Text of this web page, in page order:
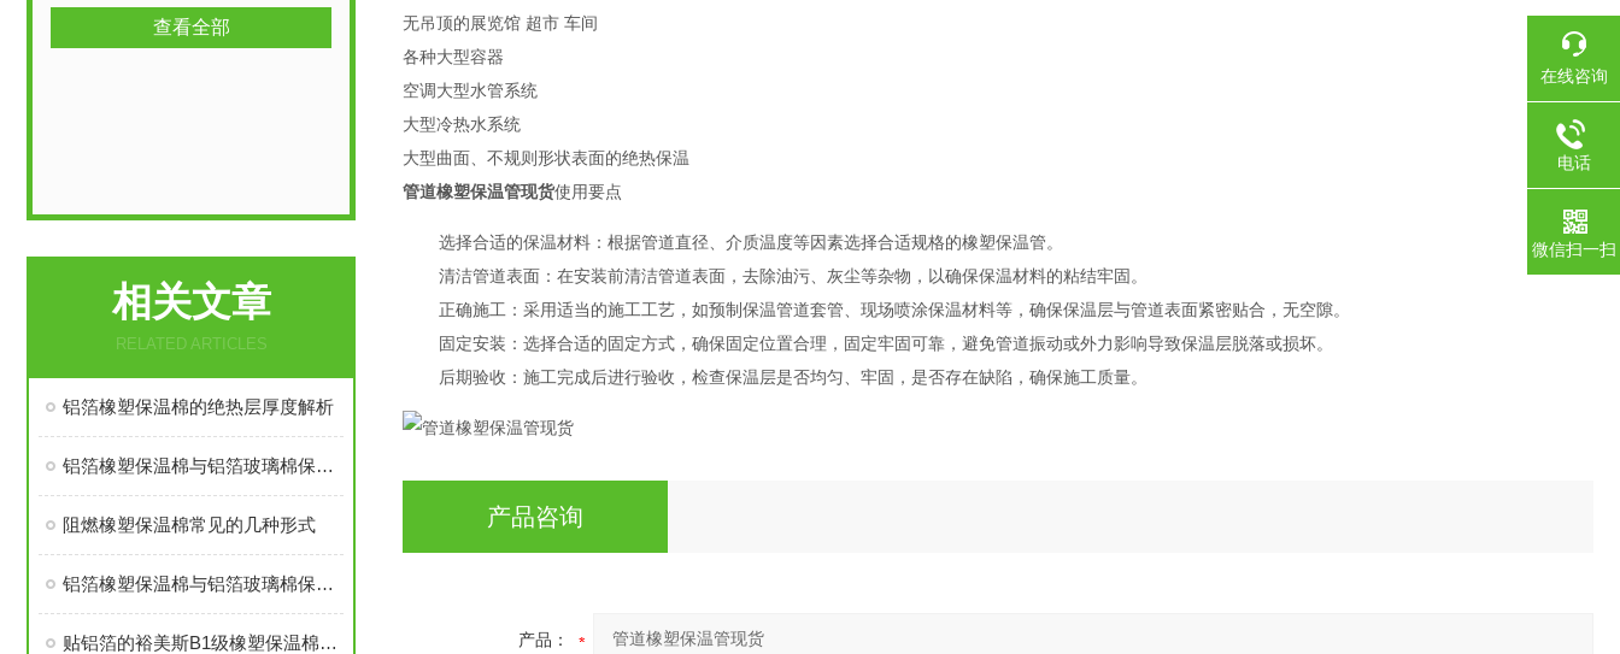
查看全部
相关文章
RELATED ARTICLES
铝箔橡塑保温棉的绝热层厚度解析
铝箔橡塑保温棉与铝箔玻璃棉保温棉哪个贵
阻燃橡塑保温棉常见的几种形式
铝箔橡塑保温棉与铝箔玻璃棉保温棉哪个价格高
贴铝箔的裕美斯B1级橡塑保温棉优点技术指标
无吊顶的展览馆 超市 车间
各种大型容器
空调大型水管系统
大型冷热水系统
大型曲面、不规则形状表面的绝热保温
管道橡塑保温管现货使用要点
选择合适的保温材料：根据管道直径、介质温度等因素选择合适规格的橡塑保温管。
清洁管道表面：在安装前清洁管道表面，去除油污、灰尘等杂物，以确保保温材料的粘结牢固。
正确施工：采用适当的施工工艺，如预制保温管道套管、现场喷涂保温材料等，确保保温层与管道表面紧密贴合，无空隙。
固定安装：选择合适的固定方式，确保固定位置合理，固定牢固可靠，避免管道振动或外力影响导致保温层脱落或损坏。
后期验收：施工完成后进行验收，检查保温层是否均匀、牢固，是否存在缺陷，确保施工质量。
产品咨询
产品：
在线咨询
电话
微信扫一扫